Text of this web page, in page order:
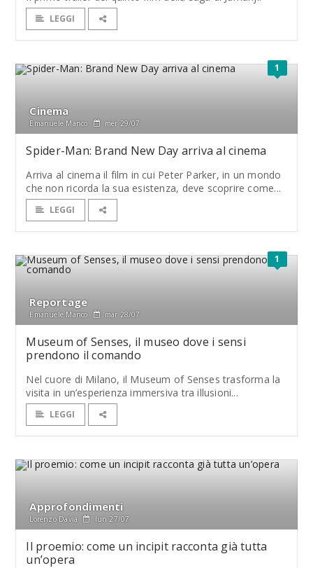
LEGGI
1
Cinema
Emanuele Manco mer 29/07
Spider-Man: Brand New Day arriva al cinema
Arriva al cinema il film in cui Peter Parker, in un mondo
che non ricorda la sua esistenza, deve scoprire come...
LEGGI
1
Reportage
Emanuele Manco mar 28/07
Museum of Senses, il museo dove i sensi
prendono il comando
Nel cuore di Milano, il Museum of Senses trasforma la
visita in un’esperienza immersiva tra illusioni...
LEGGI
Approfondimenti
Lorenzo Davia lun 27/07
Il proemio: come un incipit racconta già tutta
un’opera